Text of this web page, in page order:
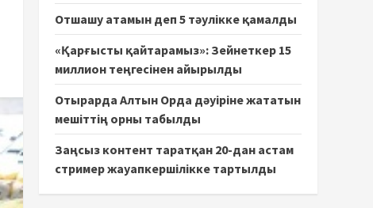
Отшашу атамын деп 5 тәулікке қамалды
«Қарғысты қайтарамыз»: Зейнеткер 15
миллион теңгесінен айырылды
Отырарда Алтын Орда дәуіріне жататын
мешіттің орны табылды
Заңсыз контент таратқан 20-дан астам
стример жауапкершілікке тартылды